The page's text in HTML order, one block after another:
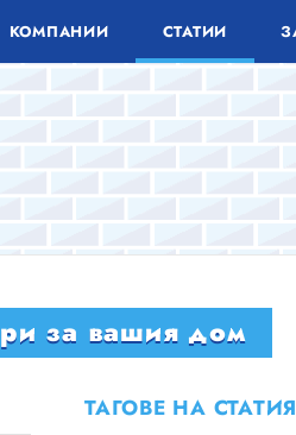
КОМПАНИИ СТАТИИ
за вашия дом
ТАГОВЕ НА СТАТИЯ